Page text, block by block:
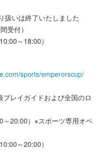
扱いは終了いたしました
受付）
～18:00）
sports/emperorscup/
レイガイドおよび全国のロ
20:00）※スポーツ専用オペ
～20:00）